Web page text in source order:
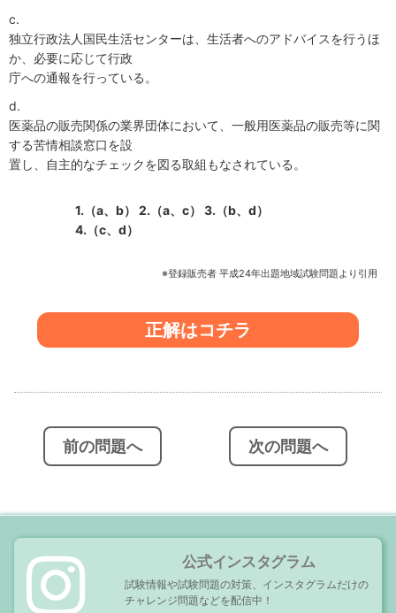
c.
独立行政法人国民生活センターは、生活者へのアドバイスを行うほ
か、必要に応じて行政
庁への通報を行っている。
d.
医薬品の販売関係の業界団体において、一般用医薬品の販売等に関
する苦情相談窓口を設
置し、自主的なチェックを図る取組もなされている。
1.（a、b） 2.（a、c）
3.（b、d）
4.（c、d）
※登録販売者 平成24年出題地域試験問題より引用
正解はコチラ
ン
前の問題へ 次の問題へ
公式インスタグラム
試験情報や試験問題の対策、インスタグラムだけの
チャレンジ問題などを配信中！